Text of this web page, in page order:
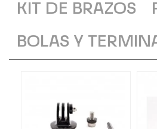
KIT DE BRAZOS
BOLAS Y